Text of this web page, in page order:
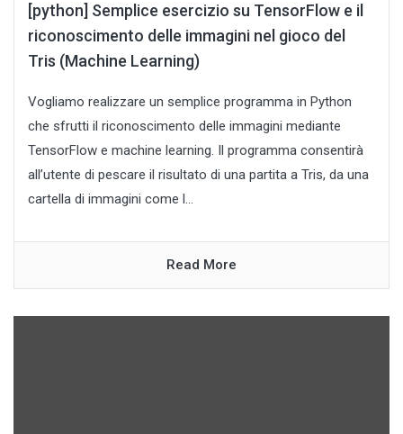
[python] Semplice esercizio su TensorFlow e il
riconoscimento delle immagini nel gioco del
Tris (Machine Learning)
Vogliamo realizzare un semplice programma in Python
che sfrutti il riconoscimento delle immagini mediante
TensorFlow e machine learning. Il programma consentirà
all’utente di pescare il risultato di una partita a Tris, da una
cartella di immagini come l...
Read More